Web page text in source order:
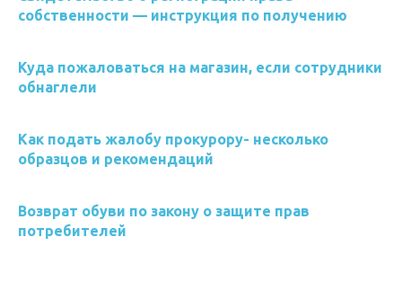
собственности — инструкция по получению
Куда пожаловаться на магазин, если сотрудники
обнаглели
Как подать жалобу прокурору- несколько
образцов и рекомендаций
Возврат обуви по закону о защите прав
потребителей